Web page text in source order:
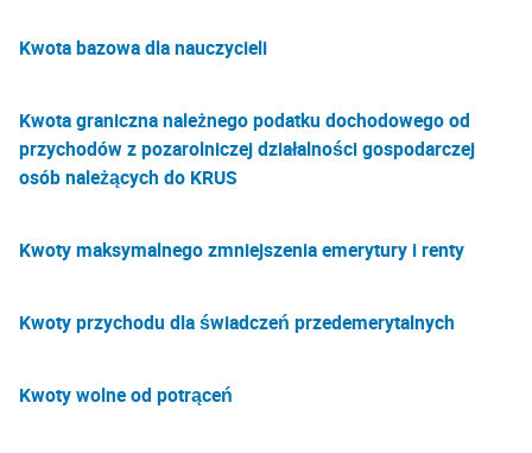
Kwota bazowa dla nauczycieli
Kwota graniczna należnego podatku dochodowego od
przychodów z pozarolniczej działalności gospodarczej
osób należących do KRUS
Kwoty maksymalnego zmniejszenia emerytury i renty
Kwoty przychodu dla świadczeń przedemerytalnych
Kwoty wolne od potrąceń